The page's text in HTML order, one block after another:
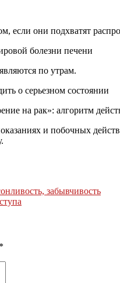
если они подхватят
болезни печени
по утрам.
о серьезном состоянии
на рак»: алгоритм
и побочных
забывчивость
*